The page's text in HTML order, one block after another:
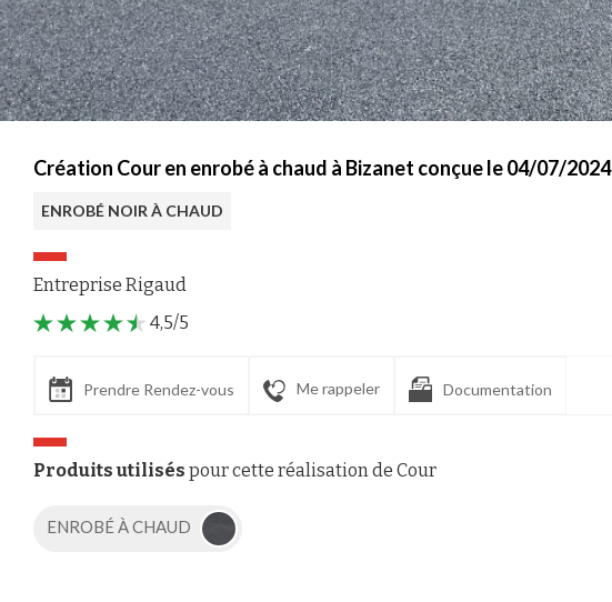
Création Cour en enrobé à chaud à Bizanet conçue le 04/07/2024
ENROBÉ NOIR À CHAUD
Entreprise Rigaud
4,5/5
Prendre Rendez-vous Me rappeler Documentation
Produits utilisés pour cette réalisation de Cour
ENROBÉ À CHAUD